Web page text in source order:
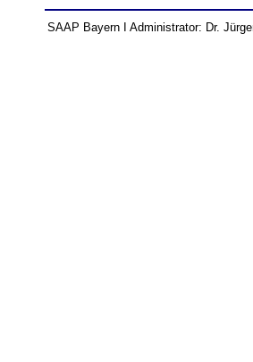
SAAP Bayern I Administrator: Dr.